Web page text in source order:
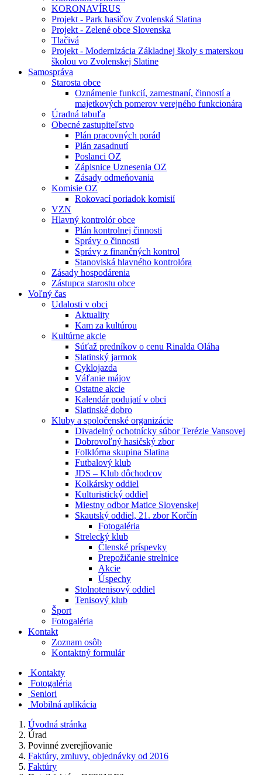
KORONAVÍRUS
Projekt - Park hasičov Zvolenská Slatina
Projekt - Zelené obce Slovenska
Tlačivá
Projekt - Modernizácia Základnej školy s materskou
školou vo Zvolenskej Slatine
Samospráva
Starosta obce
Oznámenie funkcií, zamestnaní, činností a
majetkových pomerov verejného funkcionára
Úradná tabuľa
Obecné zastupiteľstvo
Plán pracovných porád
Plán zasadnutí
Poslanci OZ
Zápisnice Uznesenia OZ
Zásady odmeňovania
Komisie OZ
Rokovací poriadok komisií
VZN
Hlavný kontrolór obce
Plán kontrolnej činnosti
Správy o činnosti
Správy z finančných kontrol
Stanoviská hlavného kontrolóra
Zásady hospodárenia
Zástupca starostu obce
Voľný čas
Udalosti v obci
Aktuality
Kam za kultúrou
Kultúrne akcie
Súťaž predníkov o cenu Rinalda Oláha
Slatinský jarmok
Cyklojazda
Váľanie májov
Ostatne akcie
Kalendár podujatí v obci
Slatinské dobro
Kluby a spoločenské organizácie
Divadelný ochotnícky súbor Terézie Vansovej
Dobrovoľný hasičský zbor
Folklórna skupina Slatina
Futbalový klub
JDS – Klub dôchodcov
Kolkársky oddiel
Kulturistický oddiel
Miestny odbor Matice Slovenskej
Skautský oddiel, 21. zbor Korčín
Fotogaléria
Strelecký klub
Členské príspevky
Prepožičanie strelnice
Akcie
Úspechy
Stolnotenisový oddiel
Tenisový klub
Šport
Fotogaléria
Kontakt
Zoznam osôb
Kontaktný formulár
Kontakty
Fotogaléria
Seniori
Mobilná aplikácia
Úvodná stránka
Úrad
Povinné zverejňovanie
Faktúry, zmluvy, objednávky od 2016
Faktúry